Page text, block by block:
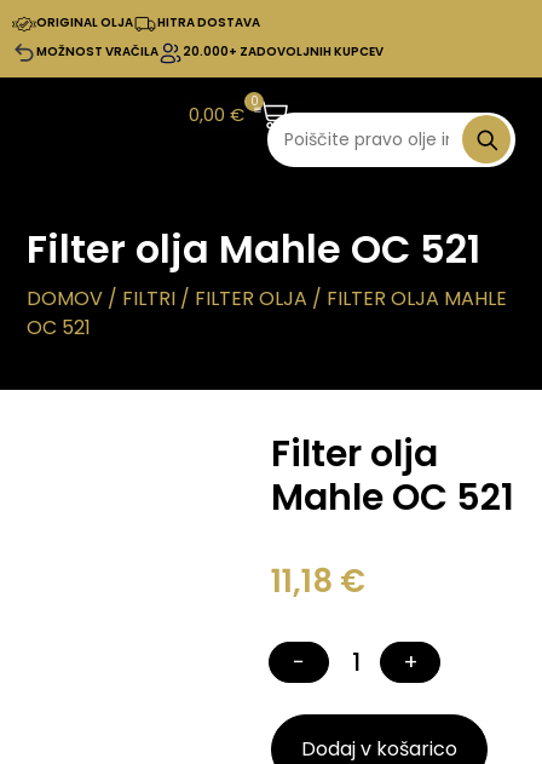
ORIGINAL OLJA
HITRA DOSTAVA
MOŽNOST VRAČILA
20.000+ ZADOVOLJNIH KUPCEV
0,00€
0
Filter olja Mahle OC 521
DOMOV / FILTRI / FILTER OLJA / FILTER OLJA MAHLE
OC 521
Filter olja
Mahle OC 521
11,18 €
− +
Dodaj v košarico